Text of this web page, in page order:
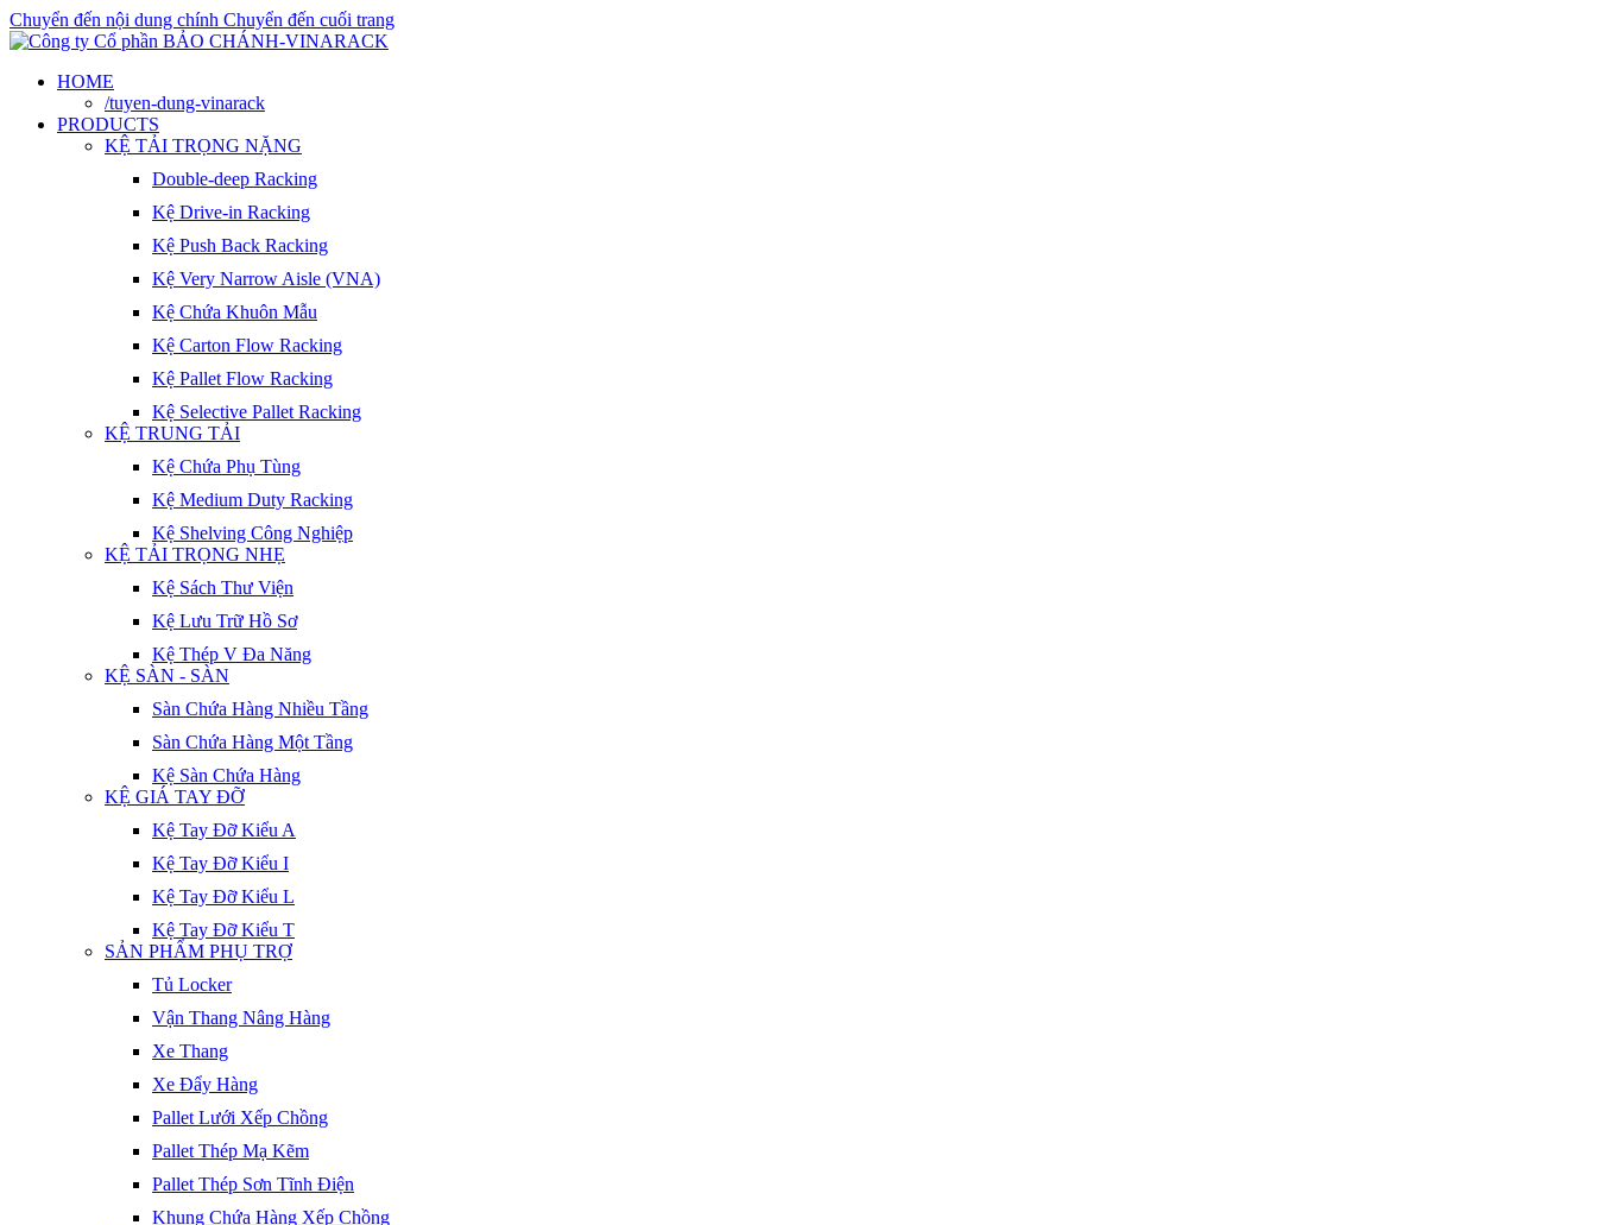
Chuyển đến nội dung chính Chuyển đến cuối trang
HOME
/tuyen-dung-vinarack
PRODUCTS
KỆ TẢI TRỌNG NẶNG
Double-deep Racking
Kệ Drive-in Racking
Kệ Push Back Racking
Kệ Very Narrow Aisle (VNA)
Kệ Chứa Khuôn Mẫu
Kệ Carton Flow Racking
Kệ Pallet Flow Racking
Kệ Selective Pallet Racking
KỆ TRUNG TẢI
Kệ Chứa Phụ Tùng
Kệ Medium Duty Racking
Kệ Shelving Công Nghiệp
KỆ TẢI TRỌNG NHẸ
Kệ Sách Thư Viện
Kệ Lưu Trữ Hồ Sơ
Kệ Thép V Đa Năng
KỆ SÀN - SÀN
Sàn Chứa Hàng Nhiều Tầng
Sàn Chứa Hàng Một Tầng
Kệ Sàn Chứa Hàng
KỆ GIÁ TAY ĐỠ
Kệ Tay Đỡ Kiểu A
Kệ Tay Đỡ Kiểu I
Kệ Tay Đỡ Kiểu L
Kệ Tay Đỡ Kiểu T
SẢN PHẨM PHỤ TRỢ
Tủ Locker
Vận Thang Nâng Hàng
Xe Thang
Xe Đẩy Hàng
Pallet Lưới Xếp Chồng
Pallet Thép Mạ Kẽm
Pallet Thép Sơn Tĩnh Điện
Khung Chứa Hàng Xếp Chồng